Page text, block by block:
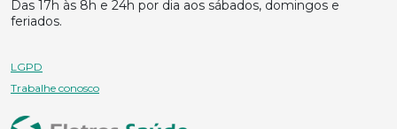
Das 17h às 8h e 24h por dia aos sábados, domingos e
feriados.
LGPD
Trabalhe conosco